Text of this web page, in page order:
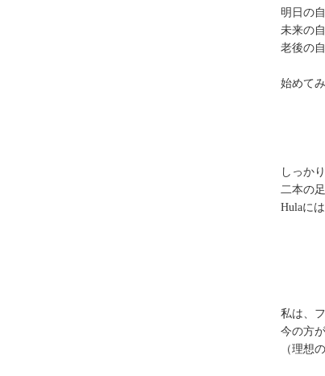
明日の
未来の
老後の
始めて
しっか
二本の
Hulaに
私は、
今の方
（理想